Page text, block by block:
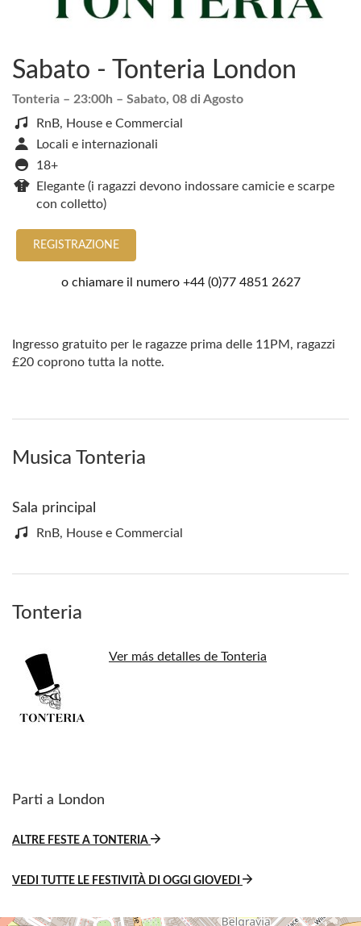
Sabato - Tonteria London
Tonteria – 23:00h – Sabato, 08 di Agosto
RnB, House e Commercial
Locali e internazionali
18+
Elegante (i ragazzi devono indossare camicie e scarpe
con colletto)
REGISTRAZIONE
o chiamare il numero +44 (0)77 4851 2627
Ingresso gratuito per le ragazze prima delle 11PM, ragazzi
£20 coprono tutta la notte.
Musica Tonteria
Sala principal
RnB, House e Commercial
Tonteria
Ver más detalles de Tonteria
Parti a London
ALTRE FESTE A TONTERIA
VEDI TUTTE LE FESTIVITÀ DI OGGI GIOVEDI